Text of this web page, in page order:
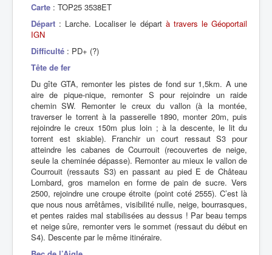
Carte : TOP25 3538ET
Départ : Larche. Localiser le départ à travers le Géoportail
IGN
Difficulté : PD+ (?)
Tête de fer
Du gîte GTA, remonter les pistes de fond sur 1,5km. A une
aire de pique-nique, remonter S pour rejoindre un raide
chemin SW. Remonter le creux du vallon (à la montée,
traverser le torrent à la passerelle 1890, monter 20m, puis
rejoindre le creux 150m plus loin ; à la descente, le lit du
torrent est skiable). Franchir un court ressaut S3 pour
atteindre les cabanes de Courrouit (recouvertes de neige,
seule la cheminée dépasse). Remonter au mieux le vallon de
Courrouit (ressauts S3) en passant au pied E de Château
Lombard, gros mamelon en forme de pain de sucre. Vers
2500, rejoindre une croupe étroite (point coté 2555). C’est là
que nous nous arrêtâmes, visibilité nulle, neige, bourrasques,
et pentes raides mal stabilisées au dessus ! Par beau temps
et neige sûre, remonter vers le sommet (ressaut du début en
S4). Descente par le même itinéraire.